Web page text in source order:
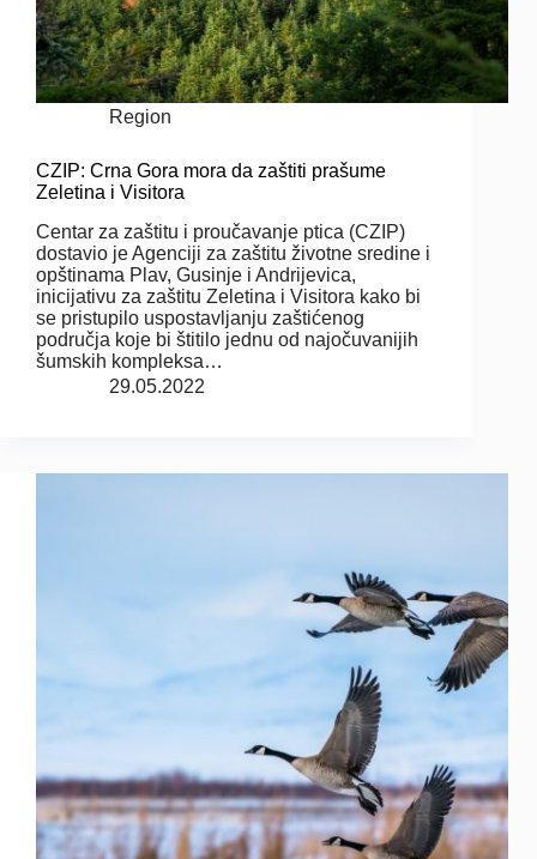
Region
CZIP: Crna Gora mora da zaštiti prašume
Zeletina i Visitora
Centar za zaštitu i proučavanje ptica (CZIP)
dostavio je Agenciji za zaštitu životne sredine i
opštinama Plav, Gusinje i Andrijevica,
inicijativu za zaštitu Zeletina i Visitora kako bi
se pristupilo uspostavljanju zaštićenog
područja koje bi štitilo jednu od najočuvanijih
šumskih kompleksa…
29.05.2022